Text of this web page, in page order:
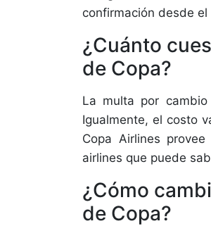
confirmación desde
¿Cuánto
de Copa?
La multa por
Igualmente, el costo
Copa Airlines
airlines que puede
¿Cómo
de Copa?